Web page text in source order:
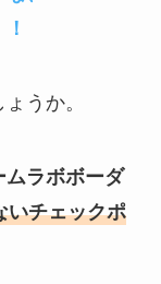
うか。
ムラボボーダ
いチェックポ